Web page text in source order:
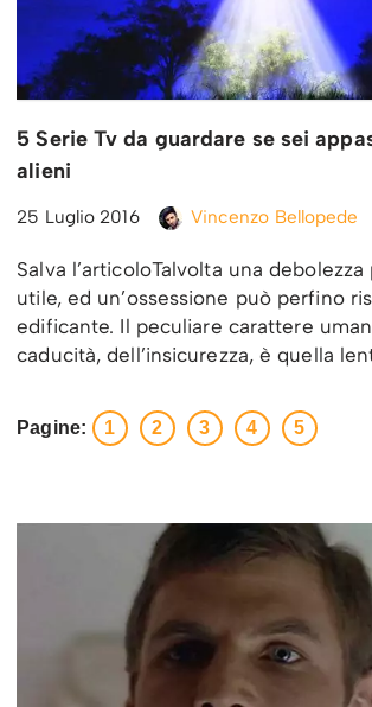
5 Serie Tv da guardare se sei
alieni
25 Luglio 2016 Vincenzo Bellopede
Salva l’articoloTalvolta una
utile, ed un’ossessione può perfino
edificante. Il peculiare carattere
caducità, dell’insicurezza, è quella
Pagine: 1 2 3 4 5